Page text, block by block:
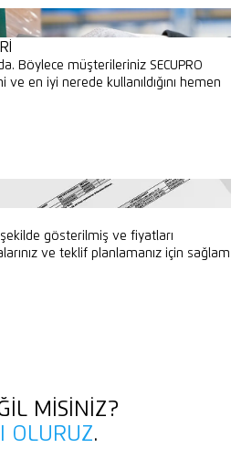
Böylece müşterileriniz SECUPRO
en iyi nerede kullanıldığını hemen
gösterilmiş ve fiyatları
ve teklif planlamanız için sağlam
MISINIZ?
OLURUZ.